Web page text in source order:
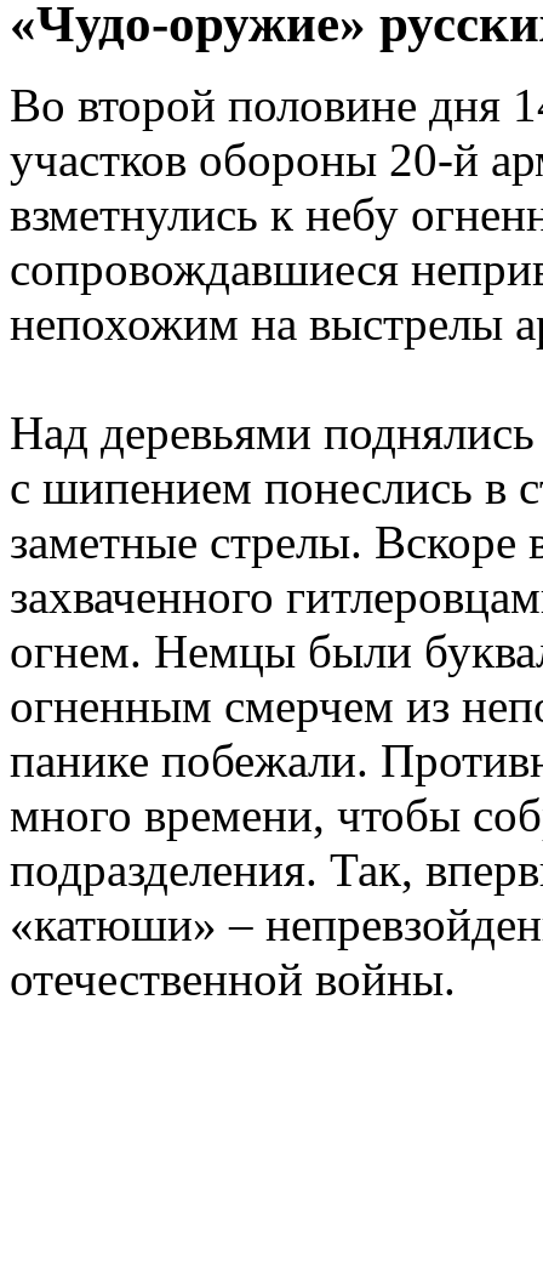
«Чудо-оружие»
Во второй половине дня
участков обороны 20-й
взметнулись к небу
сопровождавшиеся
непохожим на выстрелы
Над деревьями
с шипением понеслись в
заметные стрелы. Вскоре
захваченного
огнем. Немцы были
огненным смерчем из
панике побежали.
много времени, чтобы
подразделения. Так,
«катюши» –
отечественной войны.